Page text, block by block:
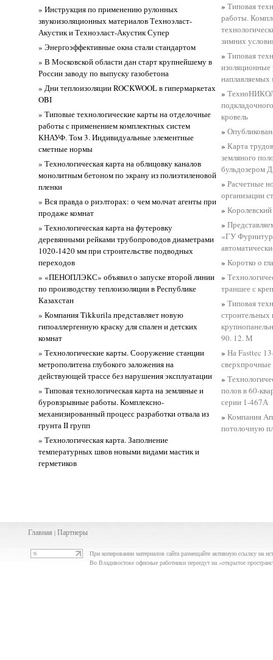
» Инструкция по применению рулонных
звукоизоляционных материалов Техноэласт-
Акустик и Техноэласт-Акустик Супер
» Энергоэффективные окна стали стандартом
» В Московской области дан старт крупнейшему в
России заводу по выпуску газобетона
» Дни теплоизоляции ROCKWOOL в гипермаркетах
OBI
» Типовые технологические карты на отделочные
работы с применением комплектных систем
КНАУФ. Том 3. Индивидуальные элементные
сметные нормы
» Технологическая карта на облицовку каналов
монолитным бетоном по экрану из полиэтиленовой
пленки
» Вся правда о риэлторах: о чем молчат агенты при
продаже комнат
» Технологическая карта на футеровку
деревянными рейками трубопроводов диаметрами
1020-1420 мм при строительстве подводных
переходов
» «ПЕНОПЛЭКС» объявил о запуске второй линии
по производству теплоизоляции в Республике
Казахстан
» Компания Tikkurila представляет новую
гипоаллергенную краску для спален и детских
комнат
» Технологические карты. Сооружение станции
метрополитена глубокого заложения на
действующей трассе без нарушения эксплуатации
» Типовая технологическая карта на земляные и
буровзрывные работы. Комплексно-
механизированный процесс разработки отвала из
грунта II групп
» Технологическая карта. Заполнение
температурных швов новыми видами мастик и
герметиков
»Типовая
работы.
зимних
»Типовая
изоляционные
наплавляемых
»
кровель
»
»Карта
земляного
бульдозером
»Расчетные
организации
»
»
«ГУ
»Коротко о
»
траншее с
»Типовая
90. 12. М
»На Fasttec
сверхпрочные
»
полов в 60-
серии 1-467А
»Компания
потолочную
Главная |Партнеры
При копировании материалов сайта размещайте активную ссылку на
Во Владивостоке офисные работники переедут на «открытое